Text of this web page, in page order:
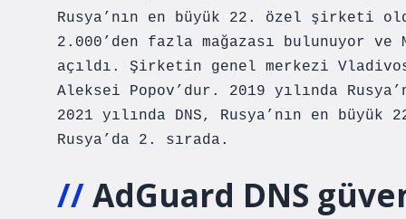
Rusya’nın en büyük 22. özel şirketi
2.000’den fazla mağazası bulunuyor ve
açıldı. Şirketin genel merkezi
Aleksei Popov’dur. 2019 yılında
2021 yılında DNS, Rusya’nın en
Rusya’da 2. sırada.
AdGuard DNS